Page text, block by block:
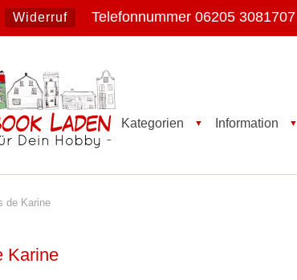
Widerruf Telefonnummer 06205 3081707
Kategorien ▼ Information ▼
de Karine
Karine